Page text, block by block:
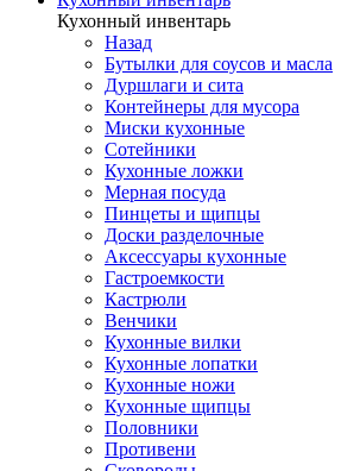
Кухонный инвентарь
Назад
Бутылки для соусов и масла
Дуршлаги и сита
Контейнеры для мусора
Миски кухонные
Сотейники
Кухонные ложки
Мерная посуда
Пинцеты и щипцы
Доски разделочные
Аксессуары кухонные
Гастроемкости
Кастрюли
Венчики
Кухонные вилки
Кухонные лопатки
Кухонные ножи
Кухонные щипцы
Половники
Противени